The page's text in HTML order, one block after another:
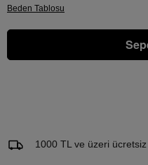
Beden Tablosu
Email Adresi
1000 TL ve üzeri